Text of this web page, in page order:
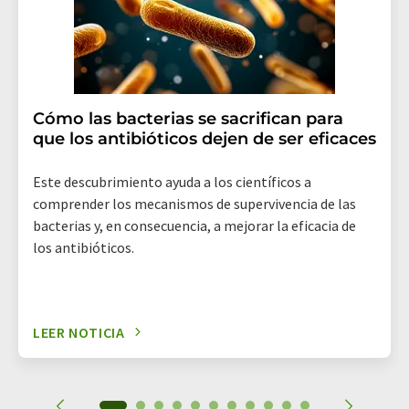
suscripción al boletín informativo correspondiente.
Cómo las bacterias se sacrifican para
que los antibióticos dejen de ser eficaces
Este descubrimiento ayuda a los científicos a
comprender los mecanismos de supervivencia de las
bacterias y, en consecuencia, a mejorar la eficacia de
los antibióticos.
LEER NOTICIA